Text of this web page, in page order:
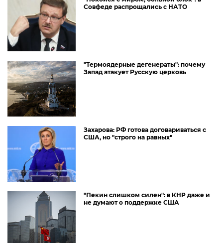
Совфеде распрощались с НАТО
"Термоядерные дегенераты": почему
Запад атакует Русскую церковь
Захарова: РФ готова договариваться с
США, но "строго на равных"
"Пекин слишком силен": в КНР даже и
не думают о поддержке США